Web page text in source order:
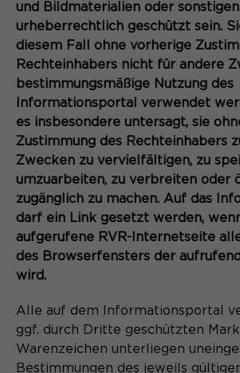
und Bildmaterialien oder
urheberrechtlich geschützt sein.
diesem Fall ohne vorherige
Rechteinhabers nicht für andere
bestimmungsmäßige Nutzung des
Informationsportal verwendet
es insbesondere untersagt, sie
Zustimmung des Rechteinhabers
Zwecken zu vervielfältigen, zu
umzuarbeiten, zu verbreiten oder
zugänglich zu machen. Auf das
darf ein Link gesetzt werden,
aufgerufene RVR-Internetseite
des Browserfensters der
wird.
Alle auf dem Informationsportal
ggf. durch Dritte geschützten
Warenzeichen unterliegen
Bestimmungen des jeweils